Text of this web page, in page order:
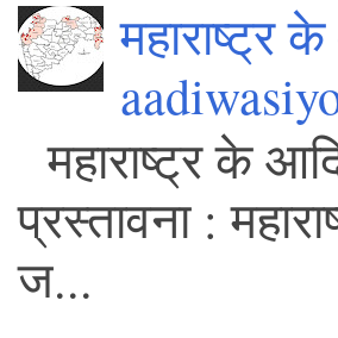
महाराष्ट्र
महाराष्ट्र के
प्रस्तावना :
ज...